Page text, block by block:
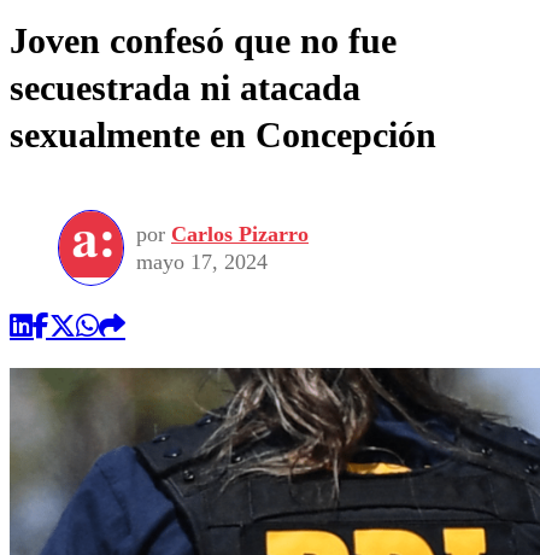
Joven confesó que no fue
secuestrada ni atacada
sexualmente en Concepción
por Carlos Pizarro
mayo 17, 2024